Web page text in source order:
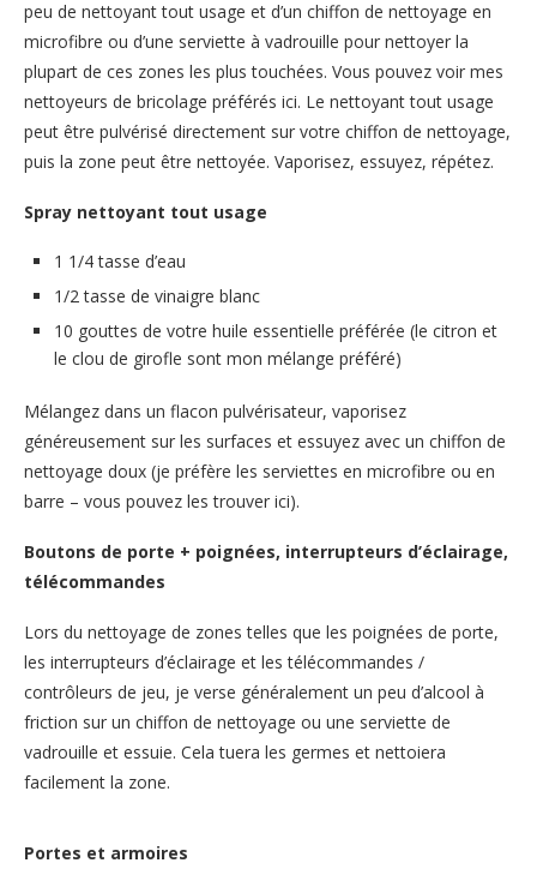
peu de nettoyant tout usage et d’un chiffon de nettoyage en
microfibre ou d’une serviette à vadrouille pour nettoyer la
plupart de ces zones les plus touchées. Vous pouvez voir mes
nettoyeurs de bricolage préférés ici. Le nettoyant tout usage
peut être pulvérisé directement sur votre chiffon de nettoyage,
puis la zone peut être nettoyée. Vaporisez, essuyez, répétez.
Spray nettoyant tout usage
1 1/4 tasse d’eau
1/2 tasse de vinaigre blanc
10 gouttes de votre huile essentielle préférée (le citron et
le clou de girofle sont mon mélange préféré)
Mélangez dans un flacon pulvérisateur, vaporisez
généreusement sur les surfaces et essuyez avec un chiffon de
nettoyage doux (je préfère les serviettes en microfibre ou en
barre – vous pouvez les trouver ici).
Boutons de porte + poignées, interrupteurs d’éclairage,
télécommandes
Lors du nettoyage de zones telles que les poignées de porte,
les interrupteurs d’éclairage et les télécommandes /
contrôleurs de jeu, je verse généralement un peu d’alcool à
friction sur un chiffon de nettoyage ou une serviette de
vadrouille et essuie. Cela tuera les germes et nettoiera
facilement la zone.
Portes et armoires